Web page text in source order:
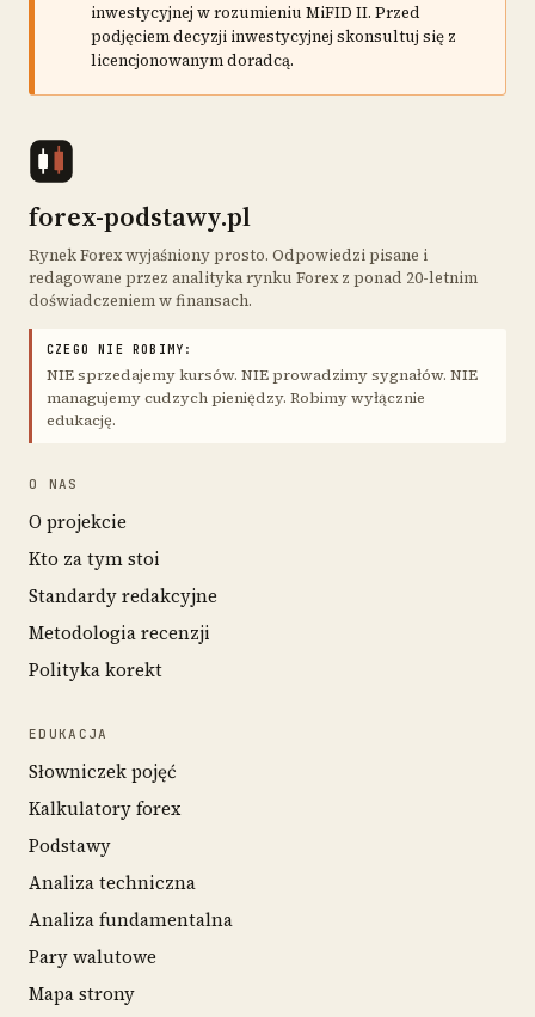
inwestycyjnej w rozumieniu MiFID II. Przed
podjęciem decyzji inwestycyjnej skonsultuj się z
licencjonowanym doradcą.
forex-podstawy.pl
Rynek Forex wyjaśniony prosto. Odpowiedzi pisane i
redagowane przez analityka rynku Forex z ponad 20-letnim
doświadczeniem w finansach.
CZEGO NIE ROBIMY:
NIE sprzedajemy kursów. NIE prowadzimy sygnałów. NIE
managujemy cudzych pieniędzy. Robimy wyłącznie
edukację.
O NAS
O projekcie
Kto za tym stoi
Standardy redakcyjne
Metodologia recenzji
Polityka korekt
EDUKACJA
Słowniczek pojęć
Kalkulatory forex
Podstawy
Analiza techniczna
Analiza fundamentalna
Pary walutowe
Mapa strony